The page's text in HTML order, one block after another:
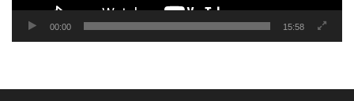
00:00 15:58